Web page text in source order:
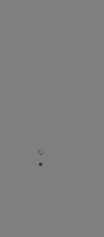
ALLURE HOMME
ALLURE HOMME